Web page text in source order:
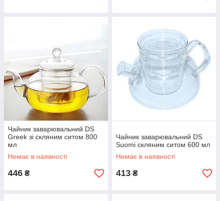
Чайник заварювальний DS
Greek зі скляним ситом 800
мл
Немає в наявності
446 ₴
Чайник заварювальний DS
Suomi скляним ситом 600 мл
Немає в наявності
413 ₴